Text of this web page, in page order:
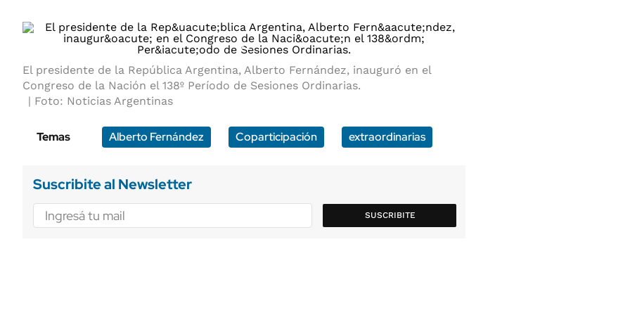
1/2
El presidente de la República Argentina, Alberto Fernández, inauguró en el
Congreso de la Nación el 138º Período de Sesiones Ordinarias.
Foto: Noticias Argentinas
Temas Alberto Fernández Coparticipación extraordinarias
Suscribite al Newsletter
SUSCRIBITE